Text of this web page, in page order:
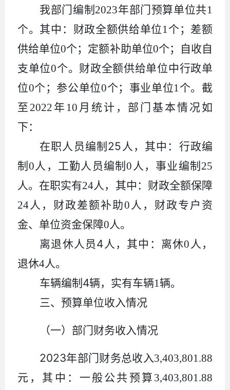
我部门编制 2023年部门预算单位共1
个。其中：财政全额供给单位1 个；差额
供给单位0个；定额补助单位0个；自收自
支单位0个。财政全额供给单位中行政单
位0个；参公单位0个；事业单位1 个。截
至 2022 年 10 月统计，部门基本情况如
下：
在职人员编制 25 人，其中：行政编
制0 人，工勤人员编制0 人，事业编制 25
人。在职实有24人，其中：财政全额保障
24 人，财政差额补助0 人，财政专户资
金、单位资金保障0 人。
离退休人员 4 人，其中：离休0 人，
退休4人。
车辆编制 4辆，实有车辆1 辆。
三、预算单位收入情况
（一）部门财务收入情况
2023年部门财务总收入3,403,801.88
元，其中：一般公共预算 3,403,801.88